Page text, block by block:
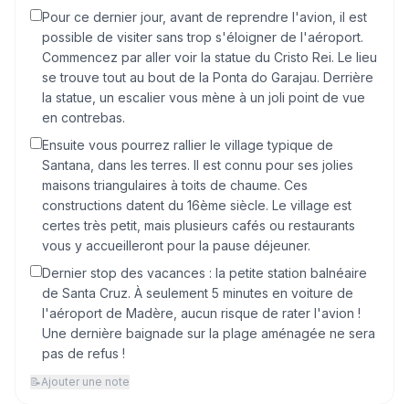
Pour ce dernier jour, avant de reprendre l'avion, il est
possible de visiter sans trop s'éloigner de l'aéroport.
Commencez par aller voir la statue du Cristo Rei. Le lieu
se trouve tout au bout de la Ponta do Garajau. Derrière
la statue, un escalier vous mène à un joli point de vue
en contrebas.
Ensuite vous pourrez rallier le village typique de
Santana, dans les terres. Il est connu pour ses jolies
maisons triangulaires à toits de chaume. Ces
constructions datent du 16ème siècle. Le village est
certes très petit, mais plusieurs cafés ou restaurants
vous y accueilleront pour la pause déjeuner.
Dernier stop des vacances : la petite station balnéaire
de Santa Cruz. À seulement 5 minutes en voiture de
l'aéroport de Madère, aucun risque de rater l'avion !
Une dernière baignade sur la plage aménagée ne sera
pas de refus !
📝Ajouter une note